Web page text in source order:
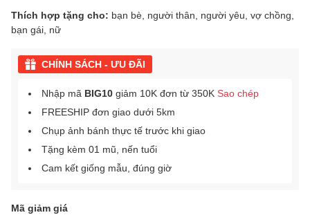
Thích hợp tặng cho: bạn bè, người thân, người yêu, vợ chồng,
bạn gái, nữ
CHÍNH SÁCH - ƯU ĐÃI
Nhập mã BIG10 giảm 10K đơn từ 350K Sao chép
FREESHIP đơn giao dưới 5km
Chụp ảnh bánh thực tế trước khi giao
Tặng kèm 01 mũ, nến tuổi
Cam kết giống mẫu, đúng giờ
Mã giảm giá